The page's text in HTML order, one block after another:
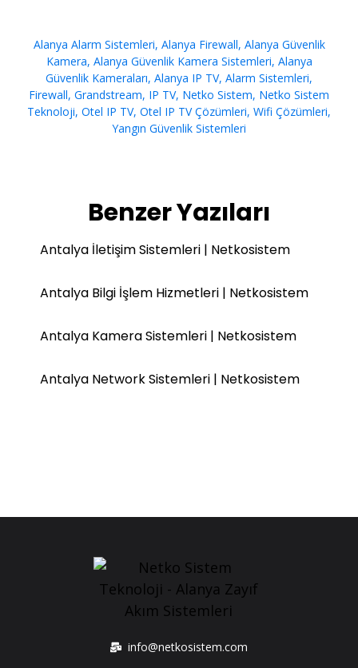
Alanya Alarm Sistemleri, Alanya Firewall, Alanya Güvenlik
Kamera, Alanya Güvenlik Kamera Sistemleri, Alanya
Güvenlik Kameraları, Alanya IP TV, Alarm Sistemleri,
Firewall, Grandstream, IP TV, Netko Sistem, Netko Sistem
Teknoloji, Otel IP TV, Otel IP TV Çözümleri, Wifi Çözümleri,
Yangın Güvenlik Sistemleri
Benzer Yazıları
Antalya İletişim Sistemleri | Netkosistem
Antalya Bilgi İşlem Hizmetleri | Netkosistem
Antalya Kamera Sistemleri | Netkosistem
Antalya Network Sistemleri | Netkosistem
info@netkosistem.com